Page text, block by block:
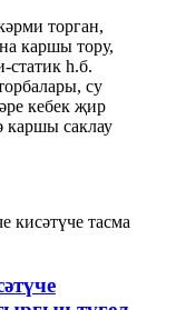
торган,
каршы тору,
статик һ.б.
су
кебек җир
каршы саклау